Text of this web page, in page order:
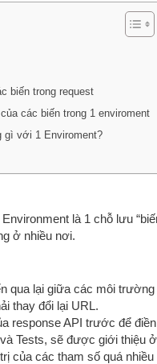
biến trong request
các biến trong 1 enviroment
gì với 1 Enviroment?
là 1 chỗ lưu
ở nhiều nơi.
qua lại giữa các môi
thay đổi lại URL.
response API trước để
Tests, sẽ được giới thiệu
của các tham số quá nhiều